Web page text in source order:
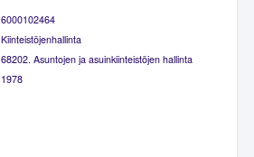
6000102464
Kiinteistöjenhallinta
68202. Asuntojen ja asuinkiinteistöjen hallinta
1978